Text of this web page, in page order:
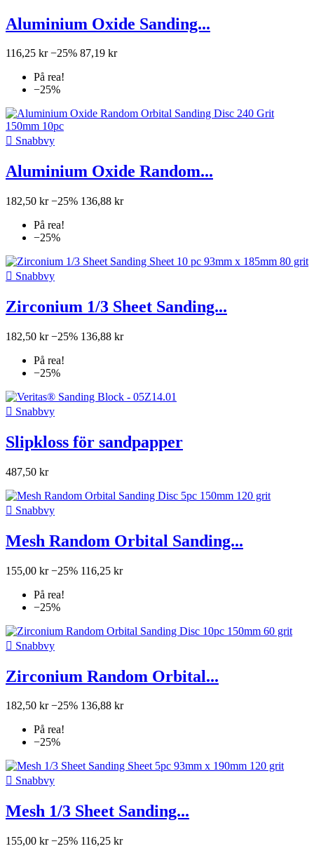
Aluminium Oxide Sanding...
116,25 kr −25% 87,19 kr
På rea!
−25%
 Snabbvy
Aluminium Oxide Random...
182,50 kr −25% 136,88 kr
På rea!
−25%
 Snabbvy
Zirconium 1/3 Sheet Sanding...
182,50 kr −25% 136,88 kr
På rea!
−25%
 Snabbvy
Slipkloss för sandpapper
487,50 kr
 Snabbvy
Mesh Random Orbital Sanding...
155,00 kr −25% 116,25 kr
På rea!
−25%
 Snabbvy
Zirconium Random Orbital...
182,50 kr −25% 136,88 kr
På rea!
−25%
 Snabbvy
Mesh 1/3 Sheet Sanding...
155,00 kr −25% 116,25 kr